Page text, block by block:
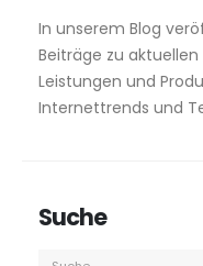
In unserem Blog
Beiträge zu
Leistungen und
Internettrends und
Suche